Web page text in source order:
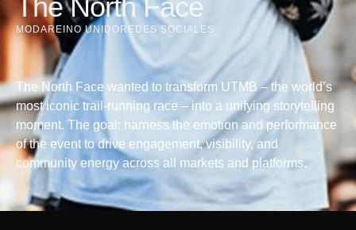
The North Face
MODA REINO UNIDO REDES SOCIALES
The North Face wanted to transform UTMB – the world’s
most iconic trail-running race – into a unifying storytelling
moment. The goal: harness the emotion and performance
of the event to drive engagement, visibility, and
community energy across all markets and platforms.